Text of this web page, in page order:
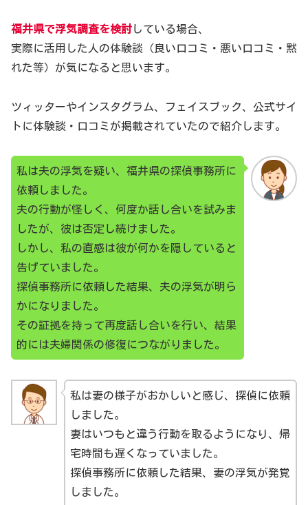
福井県で浮気調査を検討している場合、
実際に活用した人の体験談（良い口コミ・悪い口コミ・黙
れた等）が気になると思います。
ツィッターやインスタグラム、フェイスブック、公式サイ
トに体験談・口コミが掲載されていたので紹介します。
私は夫の浮気を疑い、福井県の探偵事務所に
依頼しました。
夫の行動が怪しく、何度か話し合いを試みま
したが、彼は否定し続けました。
しかし、私の直感は彼が何かを隠していると
告げていました。
探偵事務所に依頼した結果、夫の浮気が明ら
かになりました。
その証拠を持って再度話し合いを行い、結果
的には夫婦関係の修復につながりました。
私は妻の様子がおかしいと感じ、探偵に依頼
しました。
妻はいつもと違う行動を取るようになり、帰
宅時間も遅くなっていました。
探偵事務所に依頼した結果、妻の浮気が発覚
しました。